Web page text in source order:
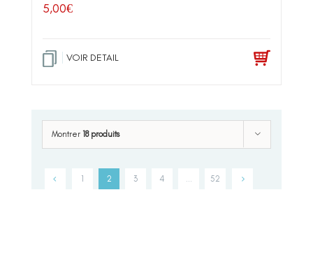
5,00€
VOIR DETAIL
Montrer 18 produits
1 2 3 4 … 52